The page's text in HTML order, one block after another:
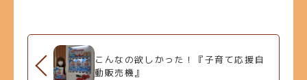
こんなの欲しかった！『子育て応援自
動販売機』